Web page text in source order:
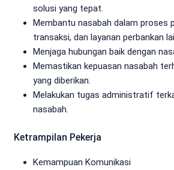
solusi yang tepat.
Membantu nasabah dalam proses
transaksi, dan layanan perbankan
Menjaga hubungan baik dengan
Memastikan kepuasan nasabah
yang diberikan.
Melakukan tugas administratif
nasabah.
Ketrampilan Pekerja
Kemampuan Komunikasi